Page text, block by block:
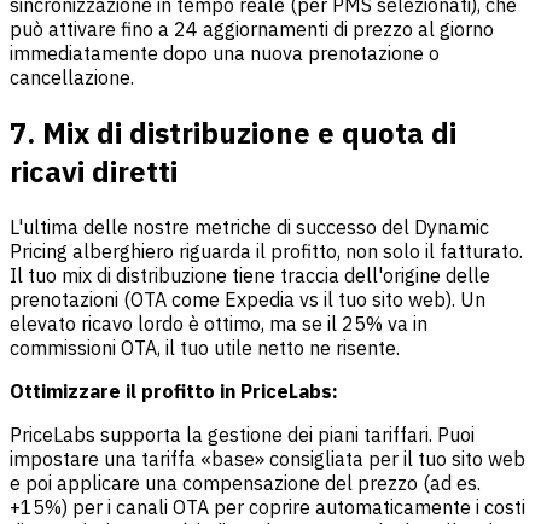
sincronizzazione in tempo reale (per PMS selezionati), che
può attivare fino a 24 aggiornamenti di prezzo al giorno
immediatamente dopo una nuova prenotazione o
cancellazione.
7. Mix di distribuzione e quota di
ricavi diretti
L'ultima delle nostre metriche di successo del Dynamic
Pricing alberghiero riguarda il profitto, non solo il fatturato.
Il tuo mix di distribuzione tiene traccia dell'origine delle
prenotazioni (OTA come Expedia vs il tuo sito web). Un
elevato ricavo lordo è ottimo, ma se il 25% va in
commissioni OTA, il tuo utile netto ne risente.
Ottimizzare il profitto in PriceLabs:
PriceLabs supporta la gestione dei piani tariffari. Puoi
impostare una tariffa «base» consigliata per il tuo sito web
e poi applicare una compensazione del prezzo (ad es.
+15%) per i canali OTA per coprire automaticamente i costi